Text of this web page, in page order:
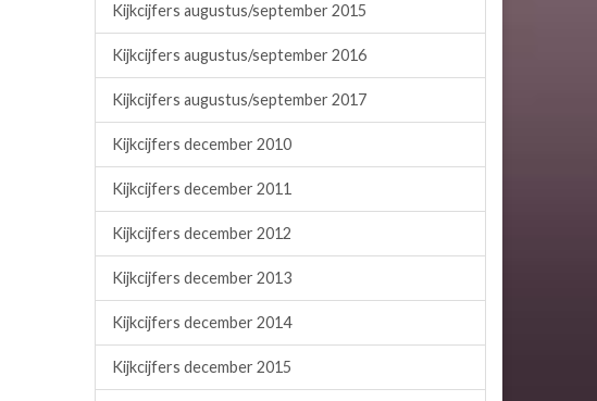
Kijkcijfers augustus/september 2015
Kijkcijfers augustus/september 2016
Kijkcijfers augustus/september 2017
Kijkcijfers december 2010
Kijkcijfers december 2011
Kijkcijfers december 2012
Kijkcijfers december 2013
Kijkcijfers december 2014
Kijkcijfers december 2015